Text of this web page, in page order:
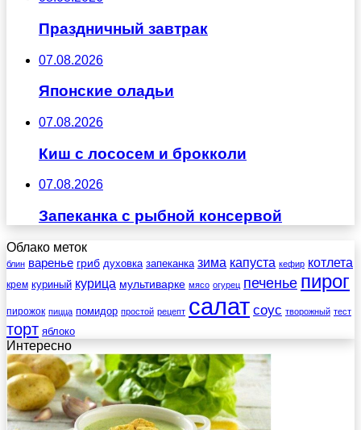
Праздничный завтрак
07.08.2026
Японские оладьи
07.08.2026
Киш с лососем и брокколи
07.08.2026
Запеканка с рыбной консервой
Облако меток
блин варенье гриб духовка запеканка зима капуста кефир котлета
крем куриный курица мультиварке мясо огурец печенье пирог
пирожок пицца помидор простой рецепт салат соус творожный тест
торт яблоко
Интересно